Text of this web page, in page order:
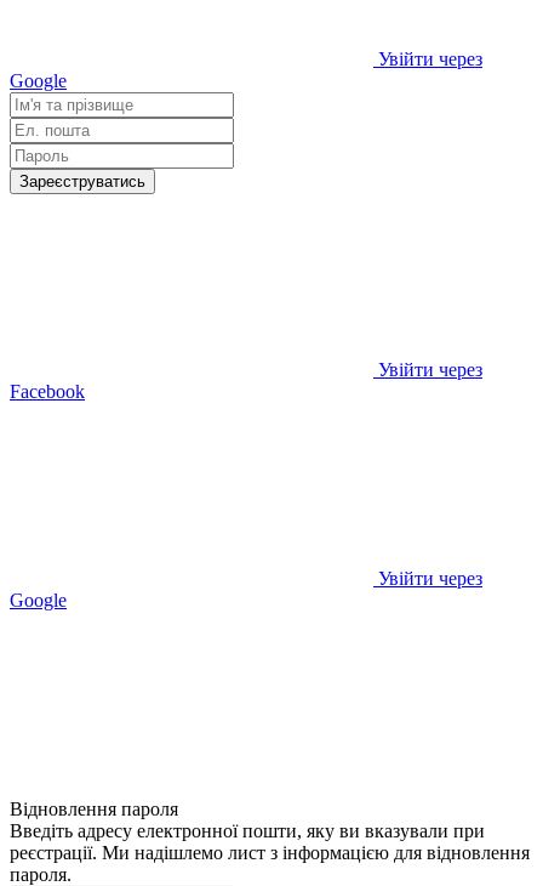
Увійти через
Google
Зареєструватись
Увійти через
Facebook
Увійти через
Google
Відновлення пароля
Введіть адресу електронної пошти, яку ви вказували при
реєстрації. Ми надішлемо лист з інформацією для відновлення
пароля.